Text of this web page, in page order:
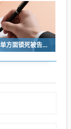
证据采信层面单方面锁死被告抗辩渠道